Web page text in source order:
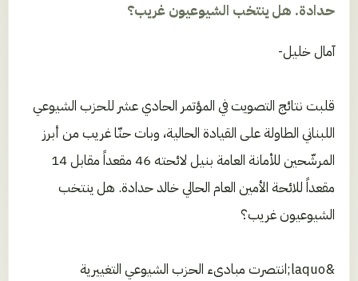
حدادة. هل ينتخب الشيوعيون غريب؟
آمال خليل-
قلبت نتائج التصويت في المؤتمر الحادي عشر للحزب الشيوعي
اللبناني الطاولة على القيادة الحالية، وبات حنّا غريب من أبرز
المرشّحين للأمانة العامة بنيل لائحته 46 مقعداً مقابل 14
مقعداً للائحة الأمين العام الحالي خالد حدادة. هل ينتخب
الشيوعيون غريب؟
&laquo;انتصرت مبادىء الحزب الشيوعي التغييرية